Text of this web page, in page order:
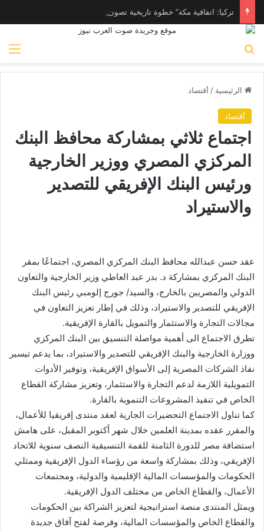
تركيا: اتفاقية مكة” خطوة تاريخية تصون السلام والاستقرار
الرئيسية / أقتصاد
أقتصاد
اجتماع ثلاثي بمشاركة محافظ البنك
المركزي المصري ووزير الخارجية
ورئيس البنك الإفريقي للتصدير
والاستيراد
عقد حسن عبدالله محافظ البنك المركزي المصري، اجتماعًا بمقر
البنك المركزي بمشاركة د. بدر عبد العاطي وزير الخارجية والتعاون
الدولي والمصريين بالخارج، والسيد/ جورج إلومبي رئيس البنك
الإفريقي للتصدير والاستيراد، وذلك في إطار تعزيز التعاون في
مجالات التجارة والاستثمار والتمويل بالقارة الإفريقية.
تطرق الاجتماع الى أهمية مواصلة التنسيق بين البنك المركزي
ووزارة الخارجية والبنك الإفريقي للتصدير والاستيراد، بما يدعم تيسير
نفاذ الشركات المصرية إلى الأسواق الإفريقية، وتوفير الأدوات
التمويلية اللازمة لدعم التجارة والاستثمار، وتعزيز مشاركة القطاع
الخاص في تنفيذ المشروعات التنموية بالقارة.
كما تناول الاجتماع التحضيرات الجارية لعقد منتدى إفريقيا للأعمال،
والمقرر عقده بمدينة العلمين خلال شهر أكتوبر المقبل، على هامش
استضافة مصر للدورة الثامنة للقمة التنسيقية النصف سنوية للاتحاد
الإفريقي، وذلك بمشاركة واسعة من رؤساء الدول الإفريقية وممثلي
الحكومات والمؤسسات المالية الإقليمية والدولية، ومجتمعات
الأعمال، والقطاع الخاص من مختلف الدول الإفريقية.
ويمثل المنتدى منصة استراتيجية لتعزيز الشراكة بين الحكومات
والقطاع الخاص والمؤسسات المالية، وفرصة لفتح آفاق جديدة